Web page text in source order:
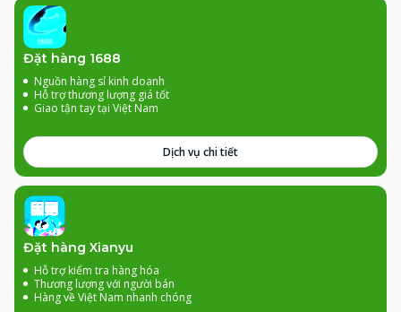
Đặt hàng 1688
Nguồn hàng sỉ kinh doanh
Hỗ trợ thương lượng giá tốt
Giao tận tay tại Việt Nam
Dịch vụ chi tiết
Đặt hàng Xianyu
Hỗ trợ kiểm tra hàng hóa
Thương lượng với người bán
Hàng về Việt Nam nhanh chóng